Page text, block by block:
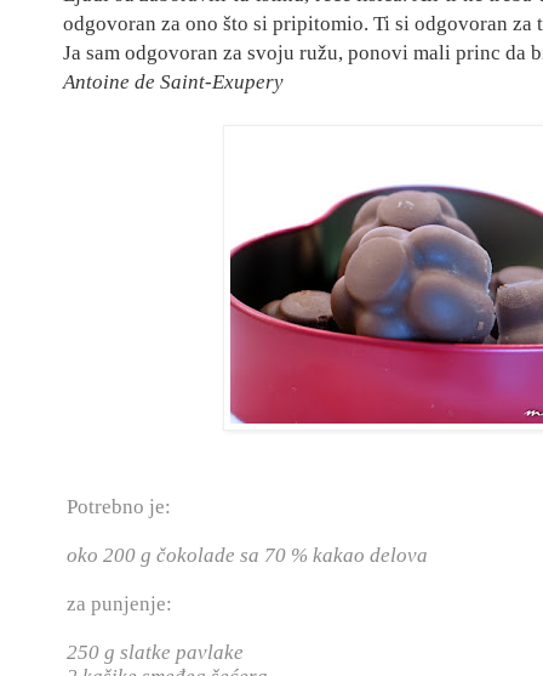
odgovoran za ono što si pripitomio. Ti si odgovoran za
Ja sam odgovoran za svoju ružu, ponovi mali princ da
Antoine de Saint-Exupery
Potrebno je:
oko 200 g čokolade sa 70 % kakao delova
za punjenje:
250 g slatke pavlake